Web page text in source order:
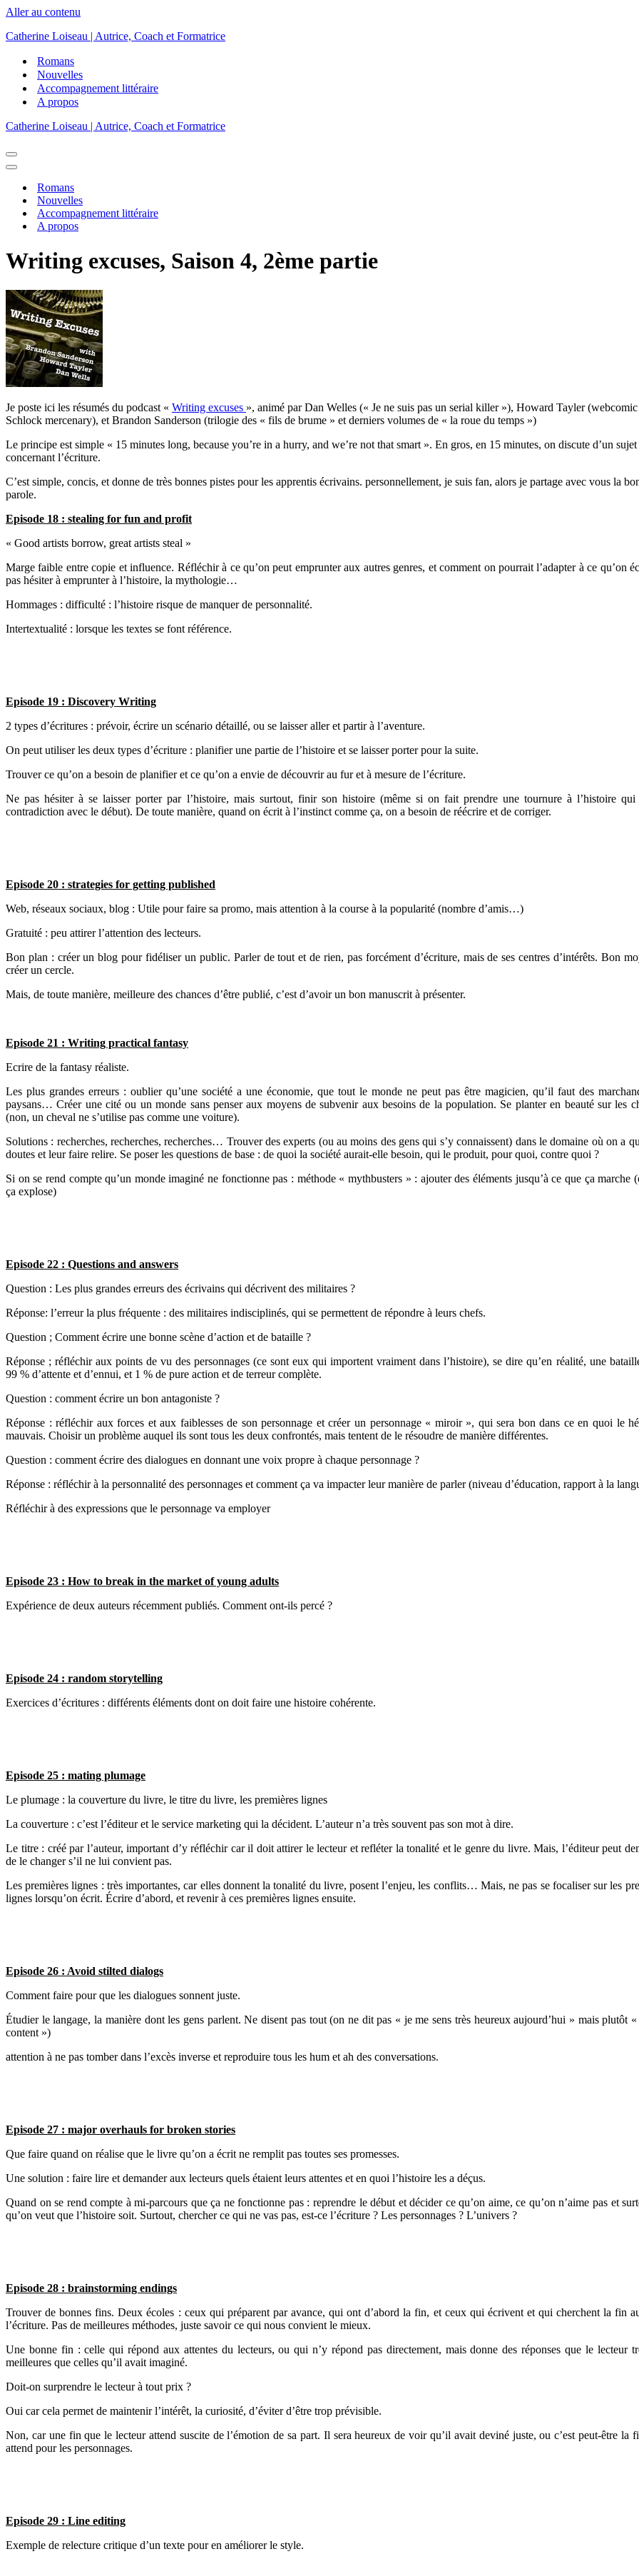
Aller au contenu
Catherine Loiseau | Autrice, Coach et Formatrice
Romans
Nouvelles
Accompagnement littéraire
A propos
Catherine Loiseau | Autrice, Coach et Formatrice
Menu
de
Menu
navigationRomans
Nouvelles
Accompagnement littéraire
A propos
Writing excuses, Saison 4, 2ème partie
Je poste ici les résumés du podcast « Writing excuses », animé par Dan Welles (« Je ne suis pas un serial killer »), Howard Tayler (webcomic
Schlock mercenary), et Brandon Sanderson (trilogie des « fils de brume » et derniers volumes de « la roue du temps »)
Le principe est simple « 15 minutes long, because you’re in a hurry, and we’re not that smart ». En gros, en 15 minutes, on discute d’un sujet
concernant l’écriture.
C’est simple, concis, et donne de très bonnes pistes pour les apprentis écrivains. personnellement, je suis fan, alors je partage avec vous la
parole.
Episode 18 : stealing for fun and profit
« Good artists borrow, great artists steal »
Marge faible entre copie et influence. Réfléchir à ce qu’on peut emprunter aux autres genres, et comment on pourrait l’adapter à ce qu’on
pas hésiter à emprunter à l’histoire, la mythologie…
Hommages : difficulté : l’histoire risque de manquer de personnalité.
Intertextualité : lorsque les textes se font référence.
Episode 19 : Discovery Writing
2 types d’écritures : prévoir, écrire un scénario détaillé, ou se laisser aller et partir à l’aventure.
On peut utiliser les deux types d’écriture : planifier une partie de l’histoire et se laisser porter pour la suite.
Trouver ce qu’on a besoin de planifier et ce qu’on a envie de découvrir au fur et à mesure de l’écriture.
Ne pas hésiter à se laisser porter par l’histoire, mais surtout, finir son histoire (même si on fait prendre une tournure à l’histoire qui
contradiction avec le début). De toute manière, quand on écrit à l’instinct comme ça, on a besoin de réécrire et de corriger.
Episode 20 : strategies for getting published
Web, réseaux sociaux, blog : Utile pour faire sa promo, mais attention à la course à la popularité (nombre d’amis…)
Gratuité : peu attirer l’attention des lecteurs.
Bon plan : créer un blog pour fidéliser un public. Parler de tout et de rien, pas forcément d’écriture, mais de ses centres d’intérêts. Bon
créer un cercle.
Mais, de toute manière, meilleure des chances d’être publié, c’est d’avoir un bon manuscrit à présenter.
Episode 21 : Writing practical fantasy
Ecrire de la fantasy réaliste.
Les plus grandes erreurs : oublier qu’une société a une économie, que tout le monde ne peut pas être magicien, qu’il faut des
paysans… Créer une cité ou un monde sans penser aux moyens de subvenir aux besoins de la population. Se planter en beauté sur les
(non, un cheval ne s’utilise pas comme une voiture).
Solutions : recherches, recherches, recherches… Trouver des experts (ou au moins des gens qui s’y connaissent) dans le domaine où on a
doutes et leur faire relire. Se poser les questions de base : de quoi la société aurait-elle besoin, qui le produit, pour quoi, contre quoi ?
Si on se rend compte qu’un monde imaginé ne fonctionne pas : méthode « mythbusters » : ajouter des éléments jusqu’à ce que ça marche
ça explose)
Episode 22 : Questions and answers
Question : Les plus grandes erreurs des écrivains qui décrivent des militaires ?
Réponse: l’erreur la plus fréquente : des militaires indisciplinés, qui se permettent de répondre à leurs chefs.
Question ; Comment écrire une bonne scène d’action et de bataille ?
Réponse ; réfléchir aux points de vu des personnages (ce sont eux qui importent vraiment dans l’histoire), se dire qu’en réalité, une
99 % d’attente et d’ennui, et 1 % de pure action et de terreur complète.
Question : comment écrire un bon antagoniste ?
Réponse : réfléchir aux forces et aux faiblesses de son personnage et créer un personnage « miroir », qui sera bon dans ce en quoi le
mauvais. Choisir un problème auquel ils sont tous les deux confrontés, mais tentent de le résoudre de manière différentes.
Question : comment écrire des dialogues en donnant une voix propre à chaque personnage ?
Réponse : réfléchir à la personnalité des personnages et comment ça va impacter leur manière de parler (niveau d’éducation, rapport à la
Réfléchir à des expressions que le personnage va employer
Episode 23 : How to break in the market of young adults
Expérience de deux auteurs récemment publiés. Comment ont-ils percé ?
Episode 24 : random storytelling
Exercices d’écritures : différents éléments dont on doit faire une histoire cohérente.
Episode 25 : mating plumage
Le plumage : la couverture du livre, le titre du livre, les premières lignes
La couverture : c’est l’éditeur et le service marketing qui la décident. L’auteur n’a très souvent pas son mot à dire.
Le titre : créé par l’auteur, important d’y réfléchir car il doit attirer le lecteur et refléter la tonalité et le genre du livre. Mais, l’éditeur peut
de le changer s’il ne lui convient pas.
Les premières lignes : très importantes, car elles donnent la tonalité du livre, posent l’enjeu, les conflits… Mais, ne pas se focaliser sur les
lignes lorsqu’on écrit. Écrire d’abord, et revenir à ces premières lignes ensuite.
Episode 26 : Avoid stilted dialogs
Comment faire pour que les dialogues sonnent juste.
Étudier le langage, la manière dont les gens parlent. Ne disent pas tout (on ne dit pas « je me sens très heureux aujourd’hui » mais plutôt
content »)
attention à ne pas tomber dans l’excès inverse et reproduire tous les hum et ah des conversations.
Episode 27 : major overhauls for broken stories
Que faire quand on réalise que le livre qu’on a écrit ne remplit pas toutes ses promesses.
Une solution : faire lire et demander aux lecteurs quels étaient leurs attentes et en quoi l’histoire les a déçus.
Quand on se rend compte à mi-parcours que ça ne fonctionne pas : reprendre le début et décider ce qu’on aime, ce qu’on n’aime pas et
qu’on veut que l’histoire soit. Surtout, chercher ce qui ne vas pas, est-ce l’écriture ? Les personnages ? L’univers ?
Episode 28 : brainstorming endings
Trouver de bonnes fins. Deux écoles : ceux qui préparent par avance, qui ont d’abord la fin, et ceux qui écrivent et qui cherchent la fin
l’écriture. Pas de meilleures méthodes, juste savoir ce qui nous convient le mieux.
Une bonne fin : celle qui répond aux attentes du lecteurs, ou qui n’y répond pas directement, mais donne des réponses que le lecteur
meilleures que celles qu’il avait imaginé.
Doit-on surprendre le lecteur à tout prix ?
Oui car cela permet de maintenir l’intérêt, la curiosité, d’éviter d’être trop prévisible.
Non, car une fin que le lecteur attend suscite de l’émotion de sa part. Il sera heureux de voir qu’il avait deviné juste, ou c’est peut-être la
attend pour les personnages.
Episode 29 : Line editing
Exemple de relecture critique d’un texte pour en améliorer le style.